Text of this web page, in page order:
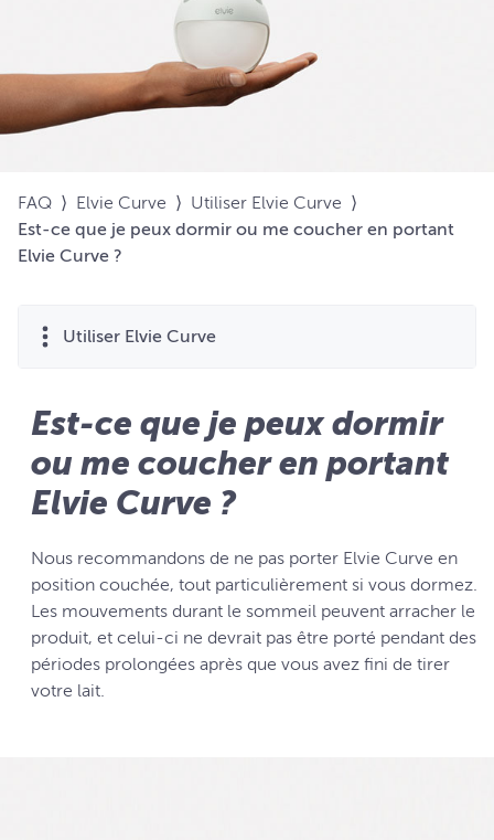
FAQ ⟩ Elvie Curve ⟩ Utiliser Elvie Curve ⟩
Est-ce que je peux dormir ou me coucher en portant
Elvie Curve ?
Utiliser Elvie Curve
Est-ce que je peux dormir
ou me coucher en portant
Elvie Curve ?
Nous recommandons de ne pas porter Elvie Curve en
position couchée, tout particulièrement si vous dormez.
Les mouvements durant le sommeil peuvent arracher le
produit, et celui-ci ne devrait pas être porté pendant des
périodes prolongées après que vous avez fini de tirer
votre lait.